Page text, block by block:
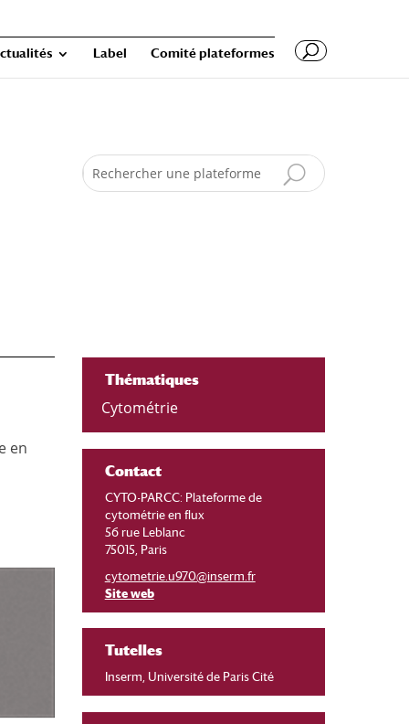
Label Comité plateformes
Search
en
Thématiques
Cytométrie
Contact
CYTO-PARCC: Plateforme de
cytométrie en flux ​
56 rue Leblanc
75015, Paris
cytometrie.u970@inserm.fr
Site web
Tutelles
Inserm, Université de Paris Cité